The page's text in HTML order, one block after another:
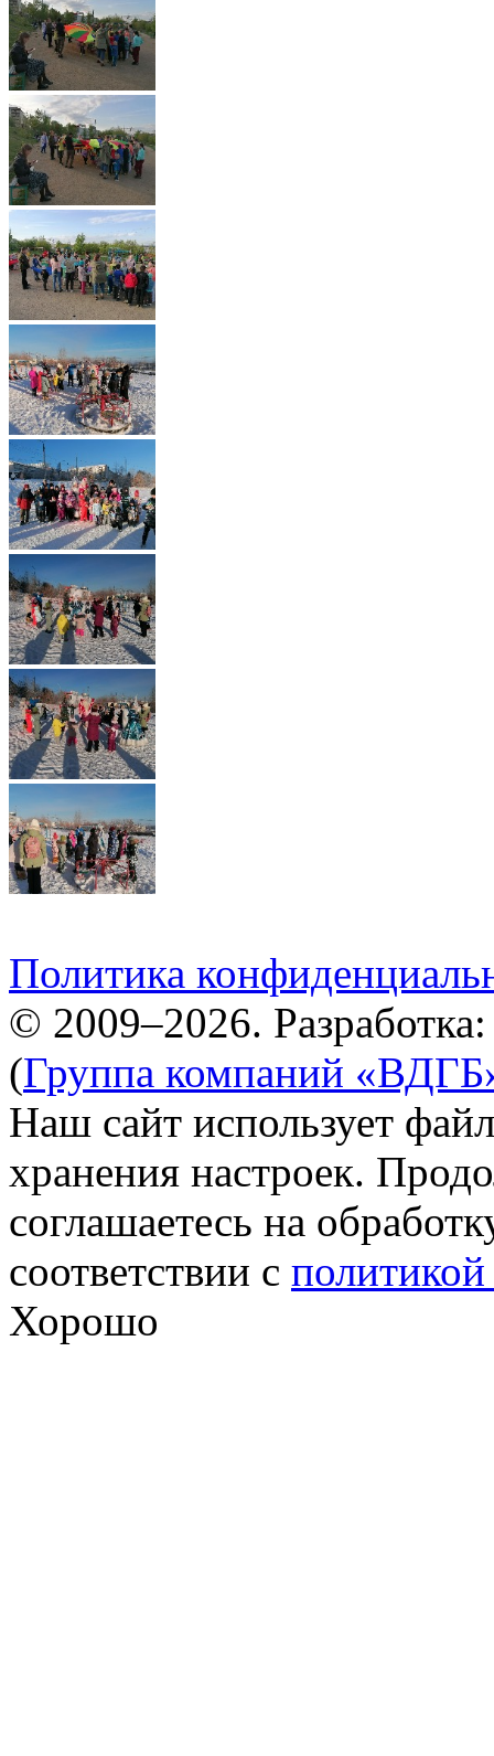
Политика
© 2009–2026.
(Группа компаний
Наш сайт использует
хранения настроек.
соглашаетесь на
соответствии с
Хорошо